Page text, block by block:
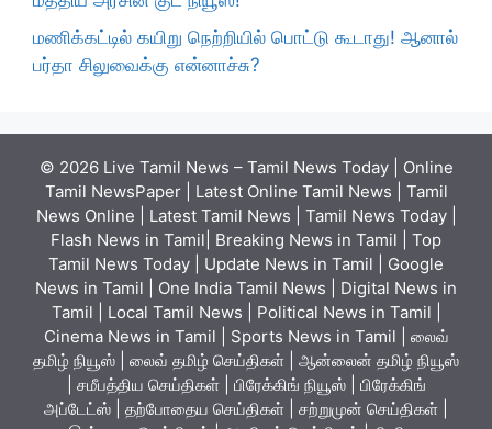
மணிக்கட்டில் கயிறு நெற்றியில் பொட்டு கூடாது! ஆனால்
பர்தா சிலுவைக்கு என்னாச்சு?
© 2026 Live Tamil News – Tamil News Today | Online
Tamil NewsPaper | Latest Online Tamil News | Tamil
News Online | Latest Tamil News | Tamil News Today |
Flash News in Tamil| Breaking News in Tamil | Top
Tamil News Today | Update News in Tamil | Google
News in Tamil | One India Tamil News | Digital News in
Tamil | Local Tamil News | Political News in Tamil |
Cinema News in Tamil | Sports News in Tamil | லைவ்
தமிழ் நியூஸ் | லைவ் தமிழ் செய்திகள் | ஆன்லைன் தமிழ் நியூஸ்
| சமீபத்திய செய்திகள் | பிரேக்கிங் நியூஸ் | பிரேக்கிங்
அப்டேட்ஸ் | தற்போதைய செய்திகள் | சற்றுமுன் செய்திகள் |